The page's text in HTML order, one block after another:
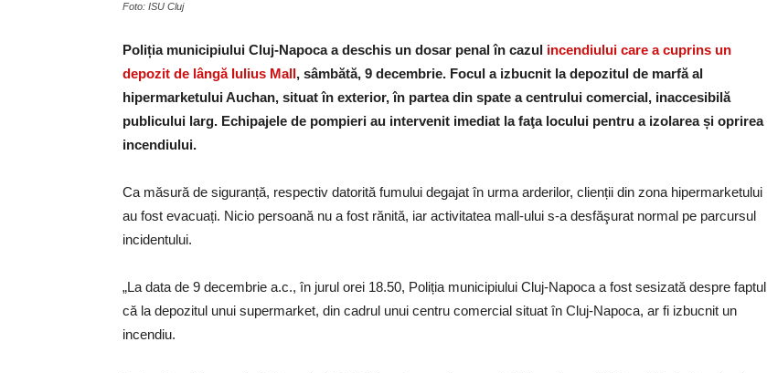
Foto: ISU Cluj
Poliția municipiului Cluj-Napoca a deschis un dosar penal în cazul incendiului care a cuprins un
depozit de lângă Iulius Mall, sâmbătă, 9 decembrie. Focul a izbucnit la depozitul de marfă al
hipermarketului Auchan, situat în exterior, în partea din spate a centrului comercial, inaccesibilă
publicului larg. Echipajele de pompieri au intervenit imediat la faţa locului pentru a izolarea și oprirea
incendiului.
Ca măsură de siguranță, respectiv datorită fumului degajat în urma arderilor, clienții din zona hipermarketului
au fost evacuați. Nicio persoană nu a fost rănită, iar activitatea mall-ului s-a desfăşurat normal pe parcursul
incidentului.
„La data de 9 decembrie a.c., în jurul orei 18.50, Poliția municipiului Cluj-Napoca a fost sesizată despre faptul
că la depozitul unui supermarket, din cadrul unui centru comercial situat în Cluj-Napoca, ar fi izbucnit un
incendiu.